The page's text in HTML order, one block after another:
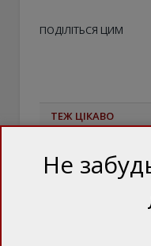
ПОДІЛІТЬСЯ ЦИМ
ТЕЖ ЦІКАВО
Не